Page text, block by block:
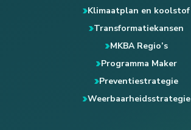
Klimaatplan en koolstof
Transformatiekansen
MKBA Regio’s
Programma Maker
Preventiestrategie
Weerbaarheidsstrategie